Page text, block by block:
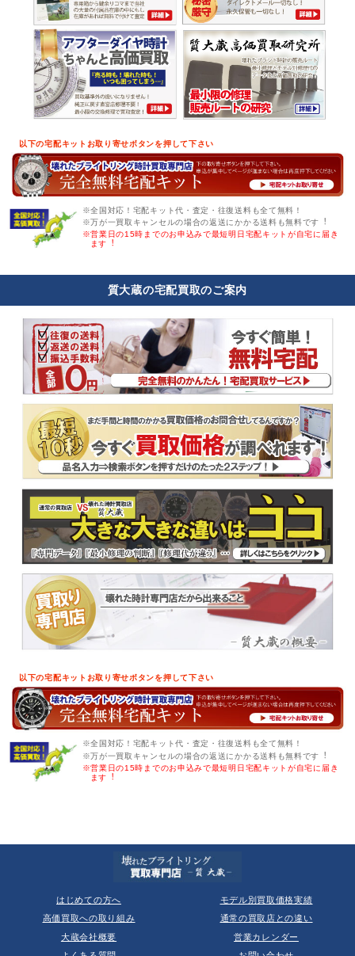
以下の宅配キットお取り寄せボタンを押して下さい
※全国対応！宅配キット代・査定・往復送料も全て無料！
※万が一買取キャンセルの場合の返送にかかる送料も無料です︕
※営業日の15時までのお申込みで最短明日宅配キットが自宅に届き
ます︕
質大蔵の宅配買取のご案内
以下の宅配キットお取り寄せボタンを押して下さい
※全国対応！宅配キット代・査定・往復送料も全て無料！
※万が一買取キャンセルの場合の返送にかかる送料も無料です︕
※営業日の15時までのお申込みで最短明日宅配キットが自宅に届き
ます︕
はじめての方へ
モデル別買取価格実績
高価買取への取り組み
通常の買取店との違い
大蔵会社概要
営業カレンダー